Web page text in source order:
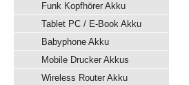
Funk Kopfhörer Akku
Tablet PC / E-Book Akku
Babyphone Akku
Mobile Drucker Akkus
Wireless Router Akku